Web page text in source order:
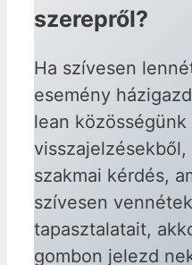
szerepről?
Ha szívesen
esemény
lean
szakmai kérdés,
szívesen
tapasztalatait,
gombon jelezd